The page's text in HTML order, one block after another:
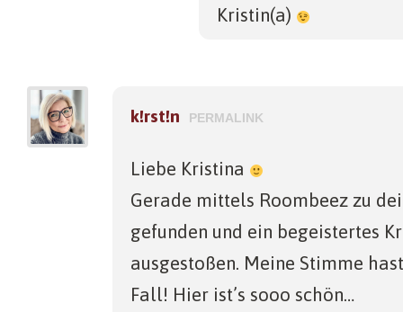
Kristin(a)
k!rst!n PERMALINK
Liebe Kristina
Gerade mittels Roombeez zu
gefunden und ein begeistertes
ausgestoßen. Meine Stimme
Fall! Hier ist’s sooo schön…